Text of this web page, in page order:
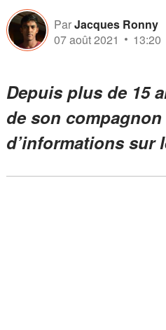
ParJacques Ronny
07 août 2021
13:20
Depuis plus de 15
de son
d’informations sur